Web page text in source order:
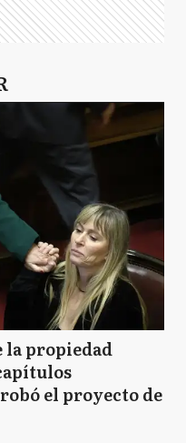
la propiedad
el proyecto de